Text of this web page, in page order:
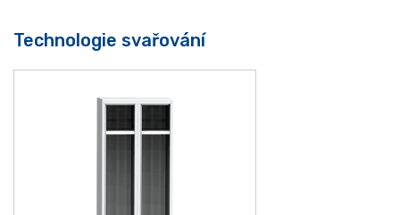
Technologie svařování